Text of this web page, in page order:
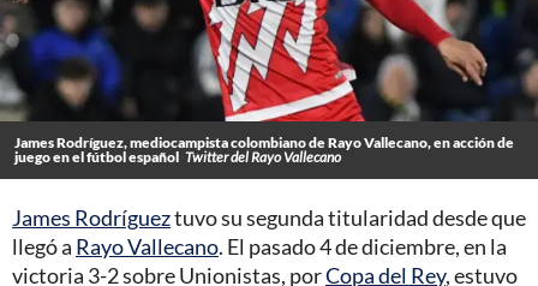
James Rodríguez, mediocampista colombiano de Rayo Vallecano, en acción de
juego en el fútbol español Twitter del Rayo Vallecano
James Rodrígueztuvo su segunda titularidad desde que
llegó a Rayo Vallecano. El pasado 4 de diciembre, en la
victoria 3-2 sobre Unionistas, porCopa del Rey, estuvo